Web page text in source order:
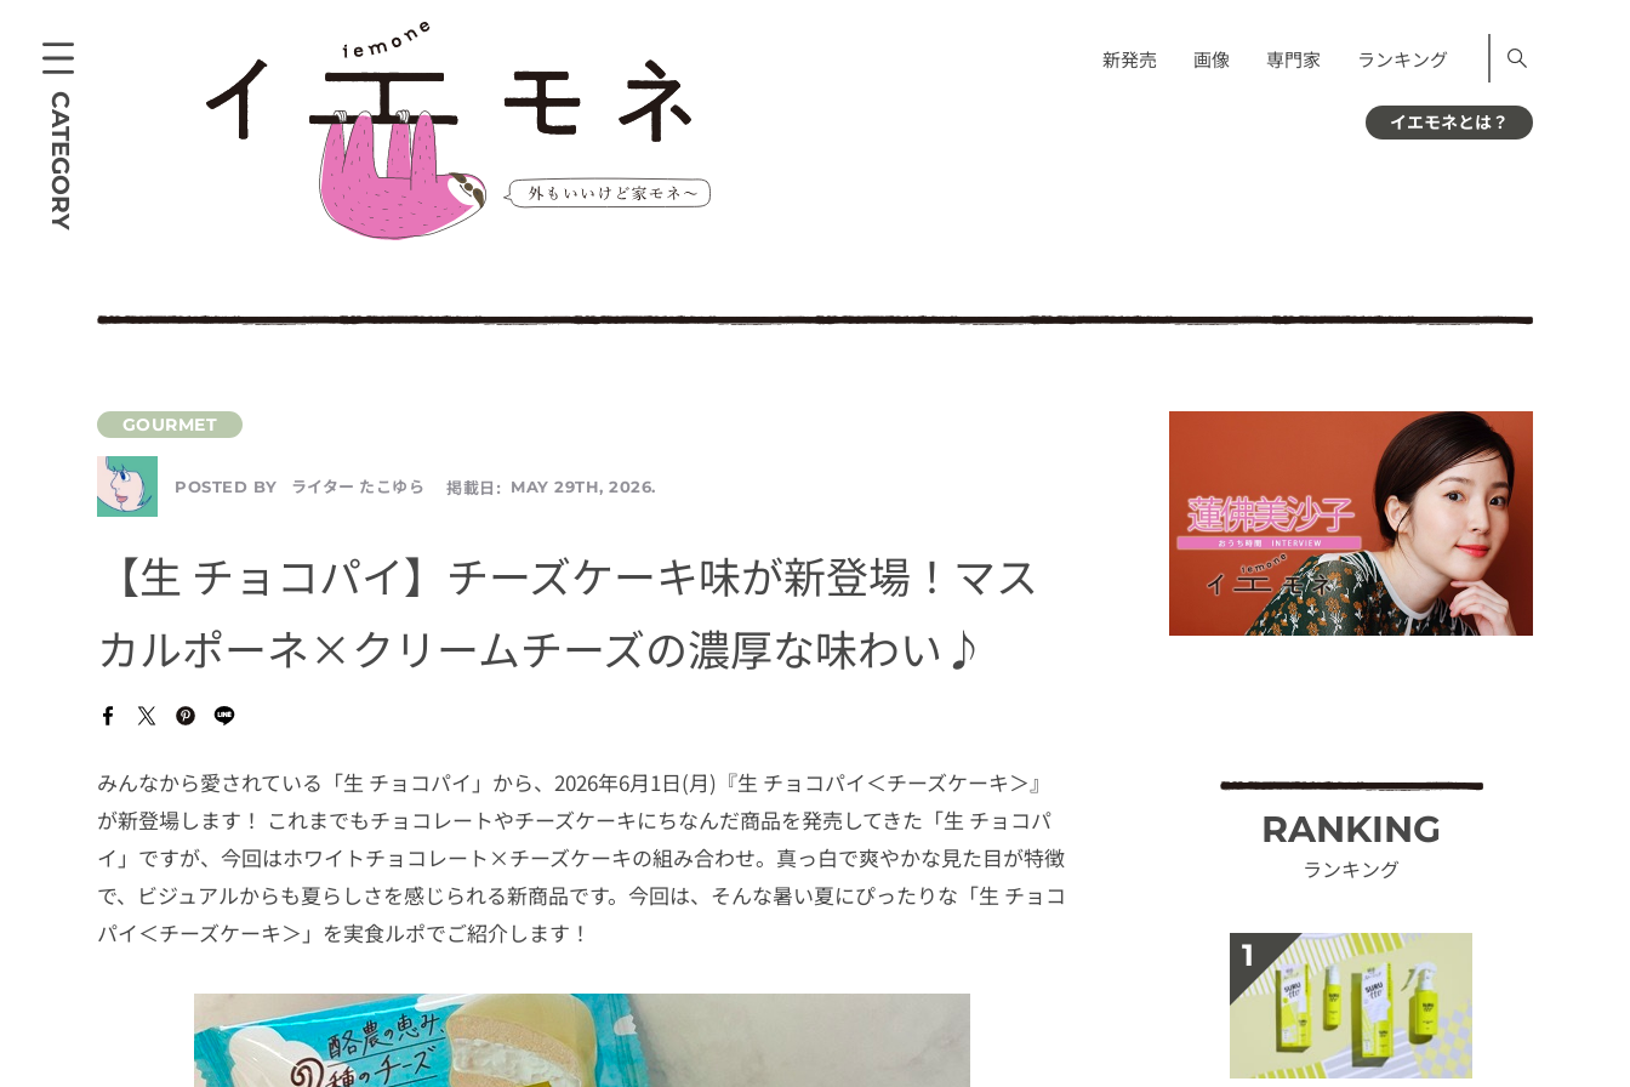
CATEGORY
新発売 画像 専門家 ランキング
イエモネとは？
POSTED BY ライター たこゆら 掲載日: MAY 29TH, 2026.
【生 チョコパイ】チーズケーキ味が新登場！マス
カルポーネ×クリームチーズの濃厚な味わい♪
みんなから愛されている「生 チョコパイ」から、2026年6月1日(月)『生 チョコパイ＜チーズケーキ＞』
が新登場します！ これまでもチョコレートやチーズケーキにちなんだ商品を発売してきた「生 チョコパ
イ」ですが、今回はホワイトチョコレート×チーズケーキの組み合わせ。真っ白で爽やかな見た目が特徴
で、ビジュアルからも夏らしさを感じられる新商品です。今回は、そんな暑い夏にぴったりな「生 チョコ
パイ＜チーズケーキ＞」を実食ルポでご紹介します！
RANKING
ランキング